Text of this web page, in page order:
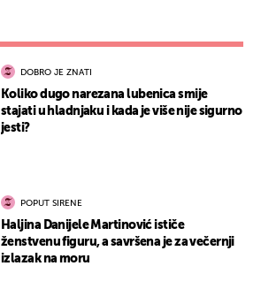
DOBRO JE ZNATI
Koliko dugo narezana lubenica smije
stajati u hladnjaku i kada je više nije sigurno
jesti?
POPUT SIRENE
Haljina Danijele Martinović ističe
ženstvenu figuru, a savršena je za večernji
izlazak na moru